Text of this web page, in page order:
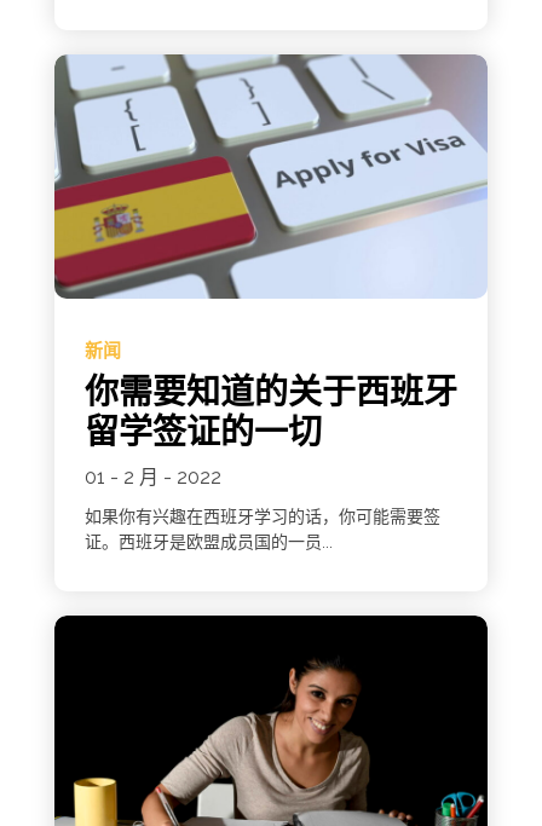
新闻
你需要知道的关于西班牙
留学签证的一切
01 - 2 月 - 2022
如果你有兴趣在西班牙学习的话，你可能需要签
证。西班牙是欧盟成员国的一员...